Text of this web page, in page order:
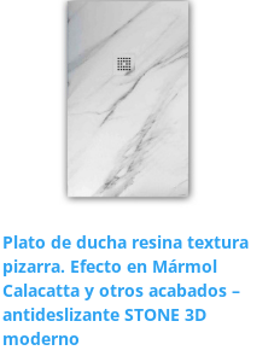
Plato de ducha resina textura
pizarra. Efecto en Mármol
Calacatta y otros acabados –
antideslizante STONE 3D
moderno